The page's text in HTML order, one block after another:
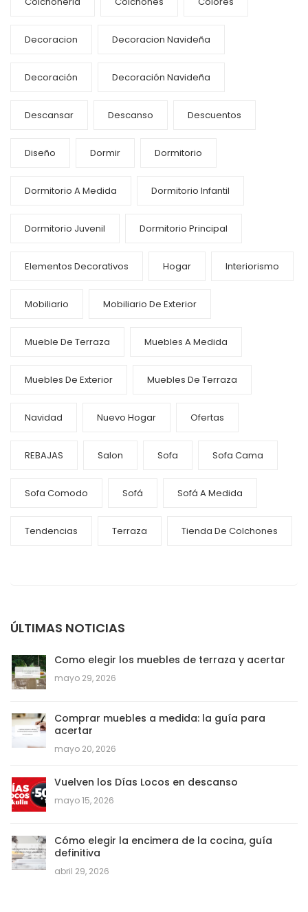
Decoracion Decoracion Navideña
Decoración Decoración Navideña
Descansar Descanso Descuentos
Diseño Dormir Dormitorio
Dormitorio A Medida Dormitorio Infantil
Dormitorio Juvenil Dormitorio Principal
Elementos Decorativos Hogar Interiorismo
Mobiliario Mobiliario De Exterior
Mueble De Terraza Muebles A Medida
Muebles De Exterior Muebles De Terraza
Navidad Nuevo Hogar Ofertas
REBAJAS Salon Sofa Sofa Cama
Sofa Comodo Sofá Sofá A Medida
Tendencias Terraza Tienda De Colchones
ÚLTIMAS NOTICIAS
Como elegir los muebles de terraza y acertar
mayo 29, 2026
Comprar muebles a medida: la guía para
acertar
mayo 20, 2026
Vuelven los Días Locos en descanso
mayo 15, 2026
Cómo elegir la encimera de la cocina, guía
definitiva
abril 29, 2026